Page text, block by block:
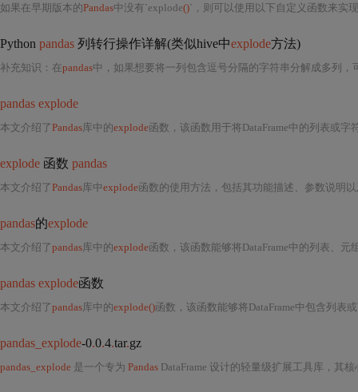
如果在早期版本的Pandas中没有`explode()`，则可以使用以下自定义函数来实现相同
Python pandas 列转行操作详解(类似hive中explode方法)
补充知识：在pandas中，如果想要将一列包含逗号分隔的字符串分解成多列，
pandas explode
本文介绍了Pandas 库中的explode函数，该函数用于将DataFrame中的列表或
explode 函数 pandas
本文介绍了Pandas 库中explode函数的使用方法，包括其功能描述、参数说明
pandas的explode
本文介绍了pandas 库中的explode函数，该函数能够将DataFrame中的列表、元组、Series
pandas explode函数
本文介绍了pandas 库中的explode()函数，该函数能够将DataFrame中包含列表或可迭代对象的
pandas_explode-0.0.4.tar.gz
pandas_explode 是一个专为 Pandas DataFrame 设计的轻量级扩展工具库，其核心功能聚焦于对包含可迭代对象（尤